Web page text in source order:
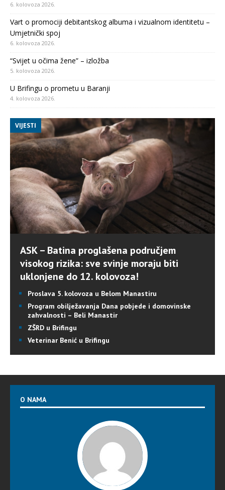
6. kolovoza 2026.
Vart o promociji debitantskog albuma i vizualnom identitetu –
Umjetnički spoj
6. kolovoza 2026.
“Svijet u očima žene” – izložba
5. kolovoza 2026.
U Brifingu o prometu u Baranji
4. kolovoza 2026.
VIJESTI
ASK – Batina proglašena područjem
visokog rizika: sve svinje moraju biti
uklonjene do 12. kolovoza!
Proslava 5. kolovoza u Belom Manastiru
Program obilježavanja Dana pobjede i domovinske
zahvalnosti – Beli Manastir
ZŠRD u Brifingu
Veterinar Benić u Brifingu
O NAMA